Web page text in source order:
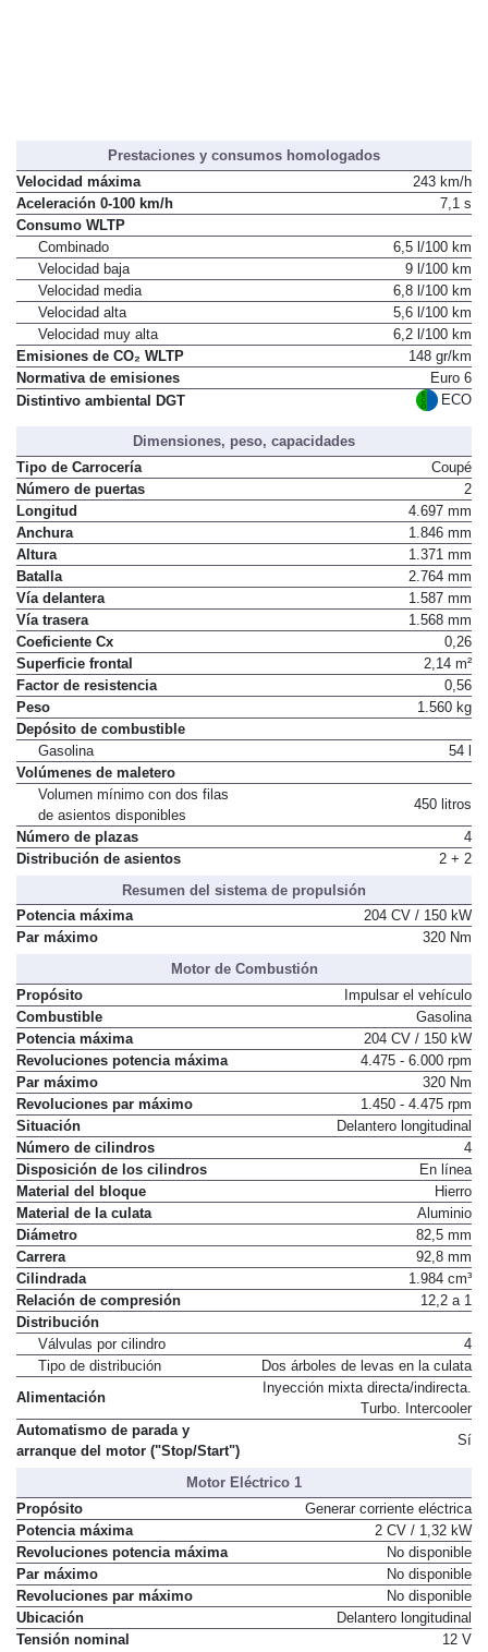
Prestaciones y consumos homologados
Velocidad máxima
243 km/h
Aceleración 0-100 km/h
7,1 s
Consumo WLTP
Combinado
6,5 l/100 km
Velocidad baja
9 l/100 km
Velocidad media
6,8 l/100 km
Velocidad alta
5,6 l/100 km
Velocidad muy alta
6,2 l/100 km
Emisiones de CO₂ WLTP
148 gr/km
Normativa de emisiones
Euro 6
Distintivo ambiental DGT
ECO
Dimensiones, peso, capacidades
Tipo de Carrocería
Coupé
Número de puertas
2
Longitud
4.697 mm
Anchura
1.846 mm
Altura
1.371 mm
Batalla
2.764 mm
Vía delantera
1.587 mm
Vía trasera
1.568 mm
Coeficiente Cx
0,26
Superficie frontal
2,14 m²
Factor de resistencia
0,56
Peso
1.560 kg
Depósito de combustible
Gasolina
54 l
Volúmenes de maletero
Volumen mínimo con dos filas
de asientos disponibles
450 litros
Número de plazas
4
Distribución de asientos
2 + 2
Resumen del sistema de propulsión
Potencia máxima
204 CV / 150 kW
Par máximo
320 Nm
Motor de Combustión
Propósito
Impulsar el vehículo
Combustible
Gasolina
Potencia máxima
204 CV / 150 kW
Revoluciones potencia máxima
4.475 - 6.000 rpm
Par máximo
320 Nm
Revoluciones par máximo
1.450 - 4.475 rpm
Situación
Delantero longitudinal
Número de cilindros
4
Disposición de los cilindros
En línea
Material del bloque
Hierro
Material de la culata
Aluminio
Diámetro
82,5 mm
Carrera
92,8 mm
Cilindrada
1.984 cm³
Relación de compresión
12,2 a 1
Distribución
Válvulas por cilindro
4
Tipo de distribución
Dos árboles de levas en la culata
Alimentación
Inyección mixta directa/indirecta.
Turbo. Intercooler
Automatismo de parada y
arranque del motor ("Stop/Start")
Sí
Motor Eléctrico 1
Propósito
Generar corriente eléctrica
Potencia máxima
2 CV / 1,32 kW
Revoluciones potencia máxima
No disponible
Par máximo
No disponible
Revoluciones par máximo
No disponible
Ubicación
Delantero longitudinal
Tensión nominal
12 V